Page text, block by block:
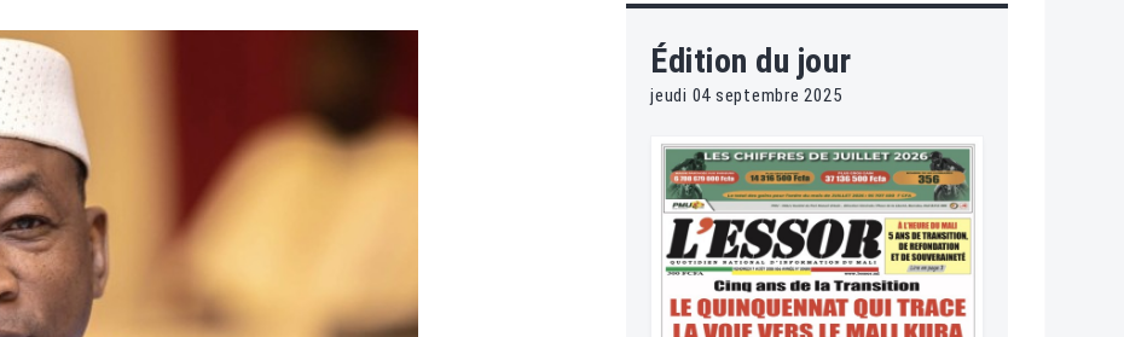
Édition du jour
jeudi 04 septembre 2025